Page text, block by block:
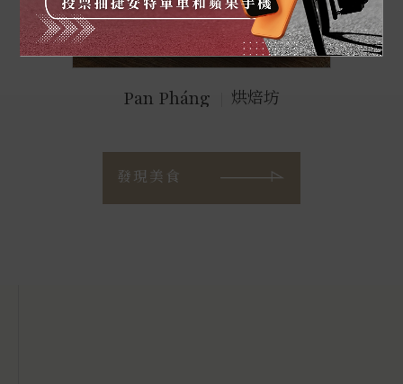
Pan Pháng 烘焙坊
發現美食